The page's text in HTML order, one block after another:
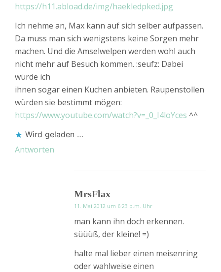
https://h11.abload.de/img/haekledpked.jpg
Ich nehme an, Max kann auf sich selber aufpassen.
Da muss man sich wenigstens keine Sorgen mehr
machen. Und die Amselwelpen werden wohl auch
nicht mehr auf Besuch kommen. :seufz: Dabei
würde ich
ihnen sogar einen Kuchen anbieten. Raupenstollen
würden sie bestimmt mögen:
https://www.youtube.com/watch?v=_0_I4loYces ^^
Wird geladen …
Antworten
MrsFlax
11. Mai 2012 um 6:23 p.m. Uhr
man kann ihn doch erkennen.
süüüß, der kleine! =)
halte mal lieber einen meisenring
oder wahlweise einen